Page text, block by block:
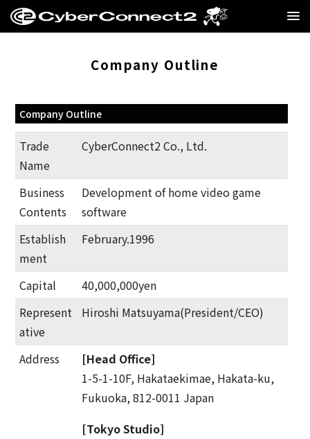
FILM
COMPANY
BLOG
SNS
Company Outline
Company Outline
Trade
Name
CyberConnect2 Co., Ltd.
Business
Contents
Development of home video game
software
Establish
ment
February.1996
Capital
40,000,000yen
Represent
ative
Hiroshi Matsuyama(President/CEO)
Address
[Head Office]
1-5-1-10F, Hakataekimae, Hakata-ku,
Fukuoka, 812-0011 Japan
[Tokyo Studio]